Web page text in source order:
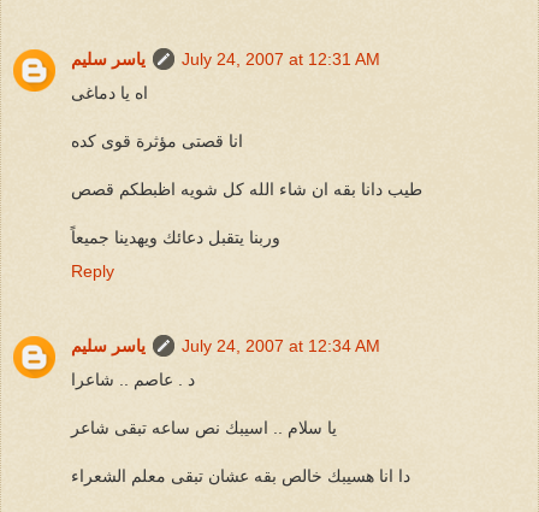
ياسر سليم
July 24, 2007 at 12:31 AM
اه يا دماغى
انا قصتى مؤثرة قوى كده
طيب دانا بقه ان شاء الله كل شويه اظبطكم قصص
وربنا يتقبل دعائك ويهدينا جميعاً
Reply
ياسر سليم
July 24, 2007 at 12:34 AM
د . عاصم .. شاعرا
يا سلام .. اسيبك نص ساعه تبقى شاعر
دا انا هسيبك خالص بقه عشان تبقى معلم الشعراء